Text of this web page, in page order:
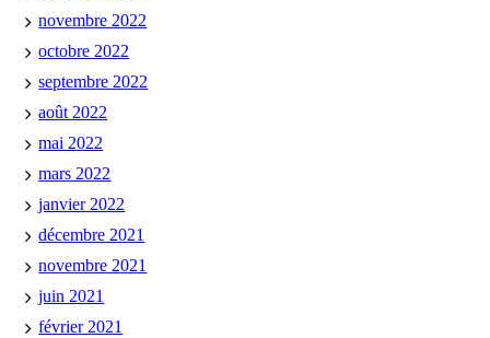
novembre 2022
octobre 2022
septembre 2022
août 2022
mai 2022
mars 2022
janvier 2022
décembre 2021
novembre 2021
juin 2021
février 2021